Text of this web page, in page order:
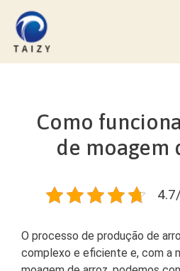
Saltar
para
Como
de moagem
O processo de produção de
complexo e eficiente e, com a